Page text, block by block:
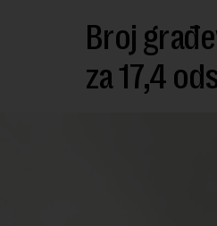
Broj
za 17,4